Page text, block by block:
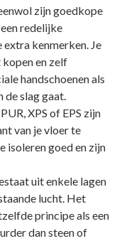
zijn goedkope
redelijke
kenmerken. Je
en zelf
handschoenen als
de slag gaat.
XPS of EPS zijn
van je vloer te
isoleren goed en zijn
uit enkele lagen
lucht. Het
principe als een
dan steen of